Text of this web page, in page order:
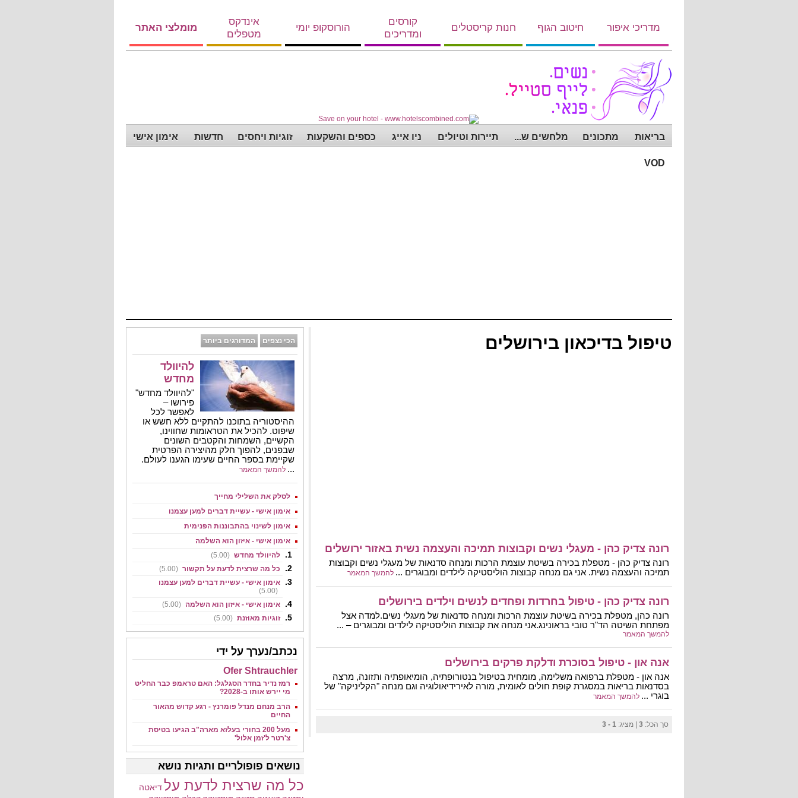
מדריכי איפור חיטוב הגוף חנות קריסטלים
קורסים
ומדריכים
הורוסקופ יומי
אינדקס
מטפלים
מומלצי האתר
בריאות מתכונים מלחשים ש... תיירות וטיולים ניו אייג כספים והשקעות זוגיות ויחסים חדשות אימון אישי
VOD
טיפול בדיכאון בירושלים
רונה צדיק כהן - מעגלי נשים וקבוצות תמיכה והעצמה נשית באזור ירושלים
רונה צדיק כהן - מטפלת בכירה בשיטת עוצמת הרכות ומנחה סדנאות של מעגלי נשים וקבוצות
תמיכה והעצמה נשית. אני גם מנחה קבוצות הוליסטיקה לילדים ומבוגרים ... להמשך המאמר
רונה צדיק כהן - טיפול בחרדות ופחדים לנשים וילדים בירושלים
רונה כהן, מטפלת בכירה בשיטת עוצמת הרכות ומנחה סדנאות של מעגלי נשים.למדה אצל
מפתחת השיטה הד"ר טובי בראונינג.אני מנחה את קבוצות הוליסטיקה לילדים ומבוגרים – ...
להמשך המאמר
אנה און - טיפול בסוכרת ודלקת פרקים בירושלים
אנה און - מטפלת ברפואה משלימה, מומחית בטיפול בנטורופתיה, הומיאופתיה ותזונה, מרצה
בסדנאות בריאות במסגרת קופת חולים לאומית, מורה לאירידיאולוגיה וגם מנחה "הקליניקה" של
בוגרי ... להמשך המאמר
סך הכל: 3 | מציג: 1 - 3
הכי נצפים המדורגים ביותר
להיוולד
מחדש
"להיוולד מחדש"
פירושו –
לאפשר לכל
ההיסטוריה בתוכנו להתקיים ללא חשש או
שיפוט. להכיל את הטראומות שחווינו,
הקשיים, השמחות והקטבים השונים
שבפנים, להפוך חלק מהיצירה הפרטית
שקיימת בספר החיים שעימו הגענו לעולם.
... להמשך המאמר
לסלק את השלילי מחייך
אימון אישי - עשיית דברים למען עצמנו
אימון לשינוי בהתבוננות הפנימית
אימון אישי - איזון הוא השלמה
להיוולד מחדש (5.00)
כל מה שרצית לדעת על תקשור (5.00)
אימון אישי - עשיית דברים למען עצמנו
(5.00)
אימון אישי - איזון הוא השלמה (5.00)
זוגיות מאוזנת (5.00)
נכתב/נערך על ידי
Ofer Shtrauchler
רמז נדיר בחדר הסגלגל: האם טראמפ כבר החליט
מי יירש אותו ב-2028?
הרב מנחם מנדל פומרנץ - רגע קדוש מהאור
החיים
מעל 200 בחורי בעלזא מארה"ב הגיעו בטיסת
צ'רטר ל'זמן אלול'
נושאים פופולריים ותגיות נושא
כל מה שרצית לדעת עלדיאטה